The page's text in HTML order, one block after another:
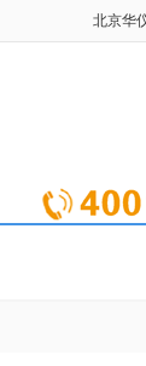
北京华